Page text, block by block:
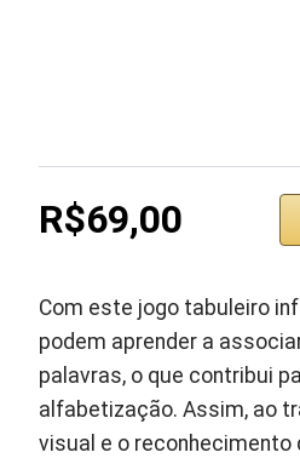
R$69,00
Com este jogo tabuleiro
podem aprender a
palavras, o que contribui
alfabetização. Assim, ao
visual e o reconhecimento